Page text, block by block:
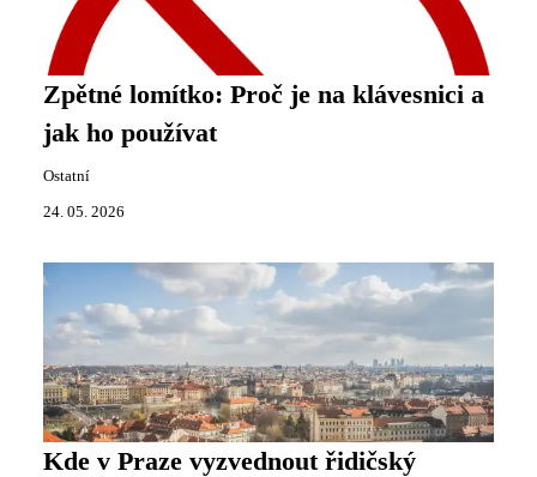
Zpětné lomítko: Proč je na klávesnici a
jak ho používat
Ostatní
24. 05. 2026
Kde v Praze vyzvednout řidičský